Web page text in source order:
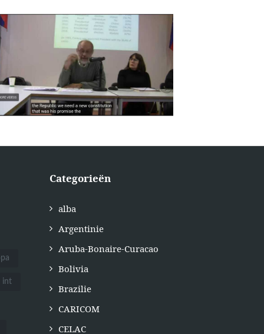
int
Categorieën
alba
Argentinie
Aruba-Bonaire-Curacao
Bolivia
Brazilie
CARICOM
CELAC